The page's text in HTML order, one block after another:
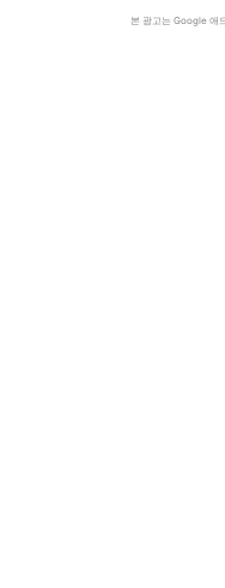
본 광고는 Google 애